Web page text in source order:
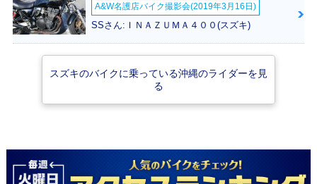
2003年 VanVan 20
A&W名護店バイク撮影会(2019年3月16日)
SSさん:ＩＮＡＺＵＭＡ４００(スズキ)
スズキのバイクに乗っている沖縄のライダーを見
る